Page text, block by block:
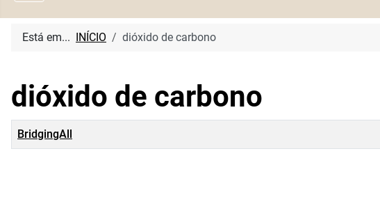
Está em... INÍCIO dióxido de carbono
dióxido de carbono
Título
BridgingAll